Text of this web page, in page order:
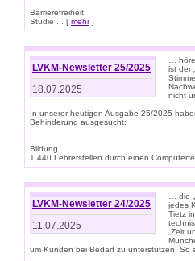
Barrierefreiheit
Studie ... [ mehr]
LVKM-Newsletter 25/2025
18.07.2025
…
ist der
nicht
In unserer heutigen Ausgabe 25/2025
Behinderung ausgesucht:
Bildung
1.440 Lehrerstellen durch einen
LVKM-Newsletter 24/2025
11.07.2025
… die
jedes
Tietz
„Zeit
um Kunden bei Bedarf zu unterstützen.